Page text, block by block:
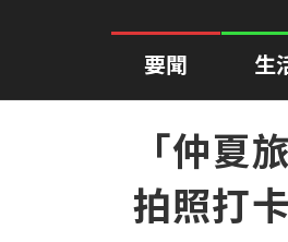
要聞 生
「仲夏
拍照打